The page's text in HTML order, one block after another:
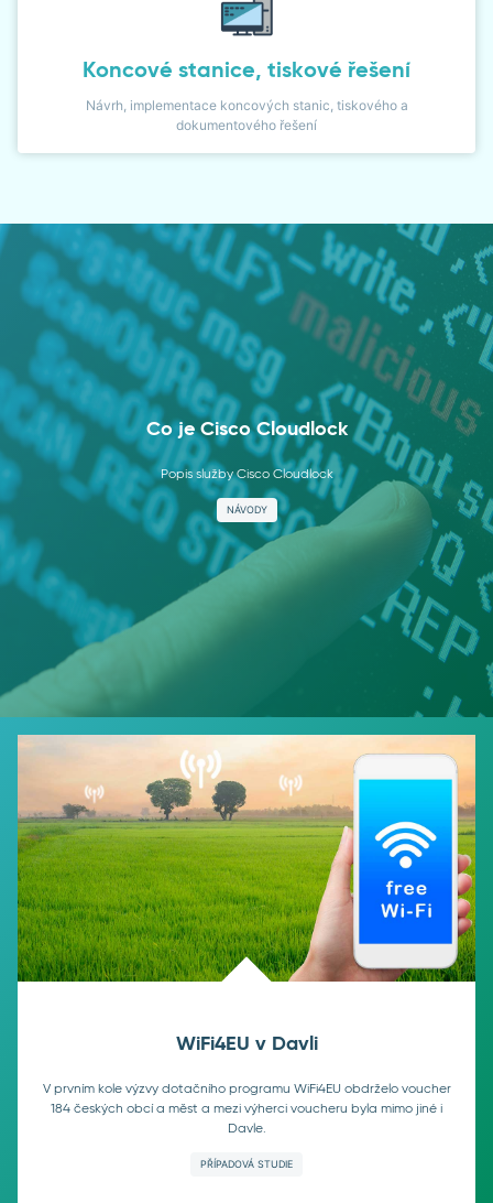
Koncové stanice, tiskové řešení
Návrh, implementace koncových stanic, tiskového a
dokumentového řešení
Co je Cisco Cloudlock
Popis služby Cisco Cloudlock
NÁVODY
WiFi4EU v Davli
V prvním kole výzvy dotačního programu WiFi4EU obdrželo voucher
184 českých obcí a měst a mezi výherci voucheru byla mimo jiné i
Davle.
PŘÍPADOVÁ STUDIE